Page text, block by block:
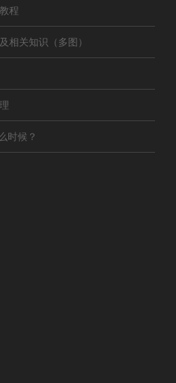
程
相关知识（多图）
时候？